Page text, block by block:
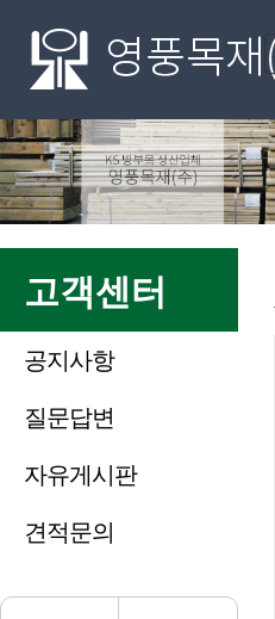
고객센터
공지사항
질문답변
자유게시판
견적문의